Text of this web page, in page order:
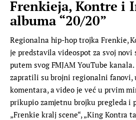
Frenkieja, Kontre i
albuma “20/20”
Regionalna hip-hop trojka Frenkie,
je predstavila videospot za svoj novi
putem svog FMJAM YouTube
zapratili su brojni regionalni fanovi,
komentara, a video je već u prvim
prikupio zamjetnu brojku pregleda i
„Frenkie kralj scene“, „King Kontra